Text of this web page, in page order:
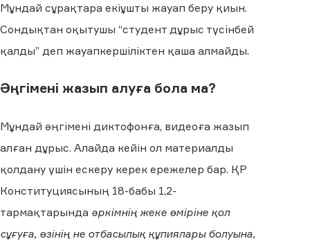
Мұндай сұрақтара екіұшты жауап беру қиын.
Сондықтан оқытушы “студент дұрыс түсінбей
қалды” деп жауапкершіліктен қаша алмайды.
Әңгімені жазып алуға бола ма?
Мұндай әңгімені диктофонға, видеоға жазып
алған дұрыс. Алайда кейін ол материалды
қолдану үшін ескеру керек ережелер бар. ҚР
Конституциясының 18-бабы 1,2-
тармақтарында әркімнің жеке өміріне қол
сұғуға, өзінің не отбасылық құпиялары болуына,